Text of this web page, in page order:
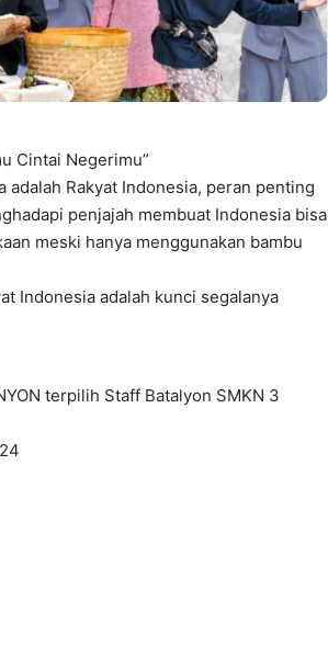
Cintai Negerimu”
adalah Rakyat Indonesia, peran penting
penjajah membuat Indonesia bisa
meski hanya menggunakan bambu
Indonesia adalah kunci segalanya
terpilih Staff Batalyon SMKN 3